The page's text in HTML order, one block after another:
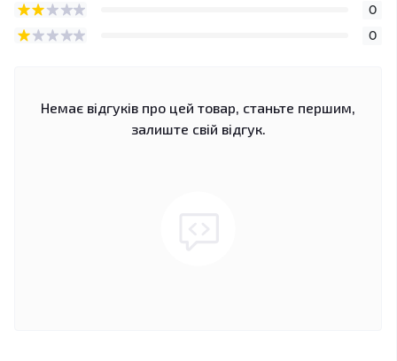
0
0
Немає відгуків про цей товар, станьте першим,
залиште свій відгук.